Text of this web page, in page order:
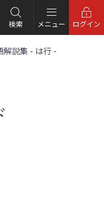
検索 メニュー ログイン
解説集 - は行 -